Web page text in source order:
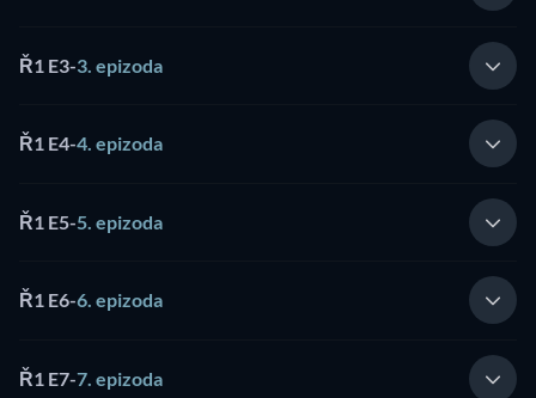
Ř1 E3-3. epizoda
Ř1 E4-4. epizoda
Ř1 E5-5. epizoda
Ř1 E6-6. epizoda
Ř1 E7-7. epizoda